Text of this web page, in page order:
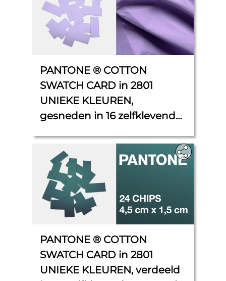
PANTONE ® COTTON
SWATCH CARD in 2801
UNIEKE KLEUREN,
gesneden in 16 zelfklevende
PANTONE ® COTTON
SWATCH CARD in 2801
UNIEKE KLEUREN, verdeeld